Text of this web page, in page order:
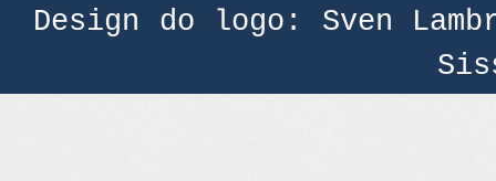
Design do logo: Sven